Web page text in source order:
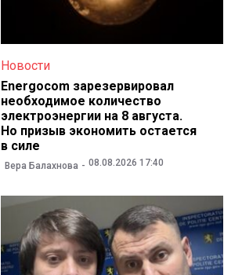
Новости
Energocom зарезервировал
необходимое количество
электроэнергии на 8 августа.
Но призыв экономить остается
в силе
Вера Балахнова 08.08.2026 17:40